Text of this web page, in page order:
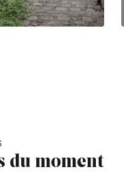
du moment